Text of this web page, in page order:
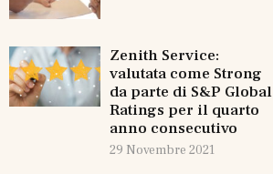
Zenith Service:
valutata come Strong
da parte di S&P Global
Ratings per il quarto
anno consecutivo
29 Novembre 2021